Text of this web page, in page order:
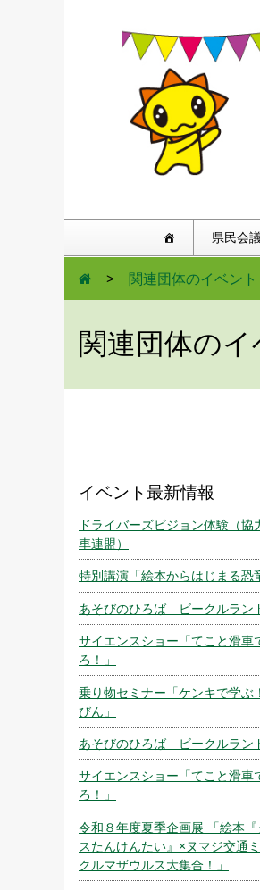
県民会
> 関連団体のイベント
関連団体のイ
イベント最新情報
ドライバーズビジョン体験（協
車連盟）
特別講演「絵本からはじまる恐
あそびのひろば ビークルラン
サイエンスショー「てこと滑車
ろ！」
乗り物セミナー「ケンキで学ぶ
びん」
あそびのひろば ビークルラン
サイエンスショー「てこと滑車
ろ！」
令和８年度夏季企画展 「絵本
スたんけんたい』×ヌマジ交通
クルマザウルス大集合！」